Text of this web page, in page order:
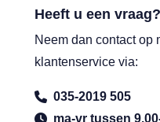
Heeft u een vraag?
Neem dan contact op
klantenservice via:
035-2019 505
ma-vr tussen